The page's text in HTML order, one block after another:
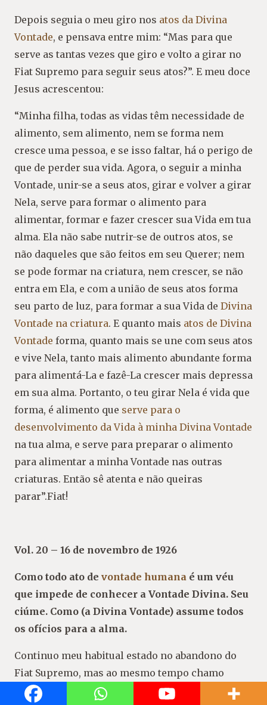
Depois seguia o meu giro nos atos da Divina
Vontade, e pensava entre mim: “Mas para que
serve as tantas vezes que giro e volto a girar no
Fiat Supremo para seguir seus atos?”. E meu doce
Jesus acrescentou:
“Minha filha, todas as vidas têm necessidade de
alimento, sem alimento, nem se forma nem
cresce uma pessoa, e se isso faltar, há o perigo de
que de perder sua vida. Agora, o seguir a minha
Vontade, unir-se a seus atos, girar e volver a girar
Nela, serve para formar o alimento para
alimentar, formar e fazer crescer sua Vida em tua
alma. Ela não sabe nutrir-se de outros atos, se
não daqueles que são feitos em seu Querer; nem
se pode formar na criatura, nem crescer, se não
entra em Ela, e com a união de seus atos forma
seu parto de luz, para formar a sua Vida de Divina
Vontade na criatura. E quanto mais atos de Divina
Vontade forma, quanto mais se une com seus atos
e vive Nela, tanto mais alimento abundante forma
para alimentá-La e fazê-La crescer mais depressa
em sua alma. Portanto, o teu girar Nela é vida que
forma, é alimento que serve para o
desenvolvimento da Vida à minha Divina Vontade
na tua alma, e serve para preparar o alimento
para alimentar a minha Vontade nas outras
criaturas. Então sê atenta e não queiras
parar”.Fiat!
Vol. 20 – 16 de novembro de 1926
Como todo ato de vontade humana é um véu
que impede de conhecer a Vontade Divina. Seu
ciúme. Como (a Divina Vontade) assume todos
os ofícios para a alma.
Continuo meu habitual estado no abandono do
Fiat Supremo, mas ao mesmo tempo chamo
Aquele que forma toda a minha felicidade, minha